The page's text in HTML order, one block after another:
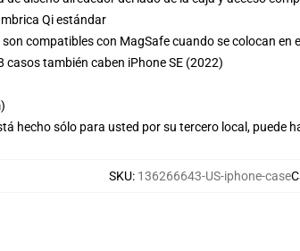
Qi estándar
compatibles con MagSafe cuando se colocan en
casos también caben iPhone SE (2022)
hecho sólo para usted por su tercero local, puede
SKU: 136266643-US-iphone-case